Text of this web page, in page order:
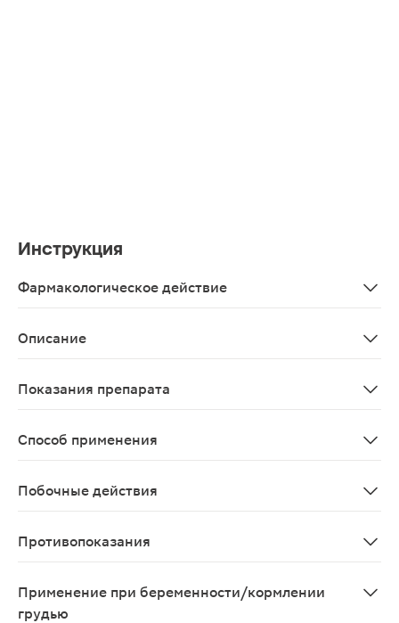
Инструкция
Фармакологическое действие
Описание
Показания препарата
Способ применения
Побочные действия
Противопоказания
Применение при беременности/кормлении
грудью